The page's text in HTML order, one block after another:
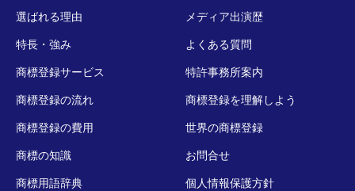
選ばれる理由
特長・強み
商標登録サービス
商標登録の流れ
商標登録の費用
商標の知識
商標用語辞典
メディア出演歴
よくある質問
特許事務所案内
商標登録を理解しよう
世界の商標登録
お問合せ
個人情報保護方針